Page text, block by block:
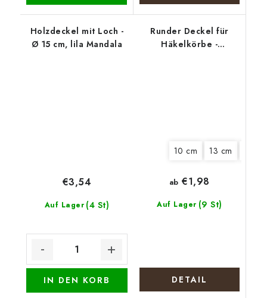
Holzdeckel mit Loch -
Ø 15 cm, lila Mandala
Auf Lager (4 St)
€3,54
IN DEN KORB
Runder Deckel für
Häkelkörbe -
10 cm 13 cm
Auf Lager (9 St)
ab €1,98
DETAIL